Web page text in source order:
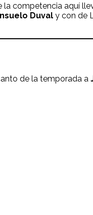
la competencia aquí
Duval y con de
de la temporada a